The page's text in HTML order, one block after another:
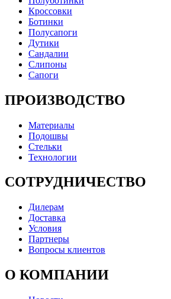
Кроссовки
Ботинки
Полусапоги
Дутики
Сандалии
Слипоны
Сапоги
ПРОИЗВОДСТВО
Материалы
Подошвы
Стельки
Технологии
СОТРУДНИЧЕСТВО
Дилерам
Доставка
Условия
Партнеры
Вопросы клиентов
О КОМПАНИИ